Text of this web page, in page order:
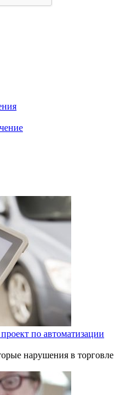
по автоматизации
нарушения в торговле